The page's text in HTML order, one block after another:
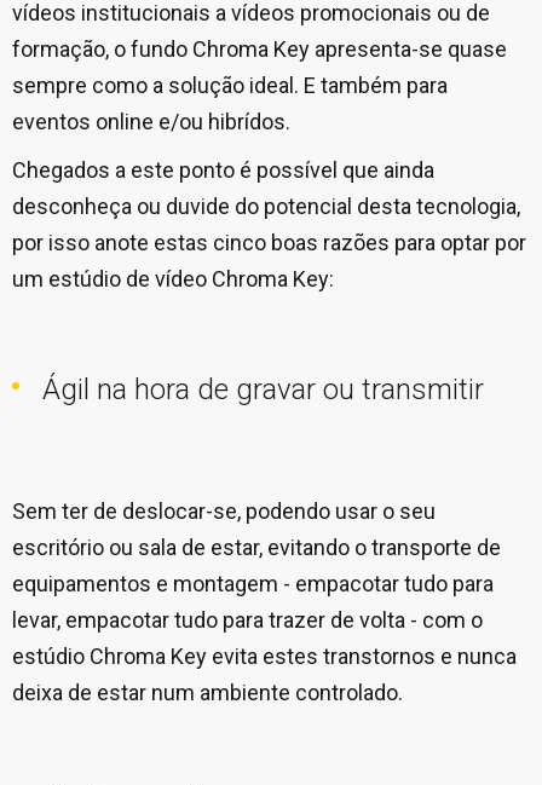
vídeos institucionais a vídeos promocionais ou de
formação, o fundo Chroma Key apresenta-se quase
sempre como a solução ideal. E também para
eventos online e/ou hibrídos.
Chegados a este ponto é possível que ainda
desconheça ou duvide do potencial desta tecnologia,
por isso anote estas cinco boas razões para optar por
um estúdio de vídeo Chroma Key:
Ágil na hora de gravar ou transmitir
Sem ter de deslocar-se, podendo usar o seu
escritório ou sala de estar, evitando o transporte de
equipamentos e montagem - empacotar tudo para
levar, empacotar tudo para trazer de volta - com o
estúdio Chroma Key evita estes transtornos e nunca
deixa de estar num ambiente controlado.